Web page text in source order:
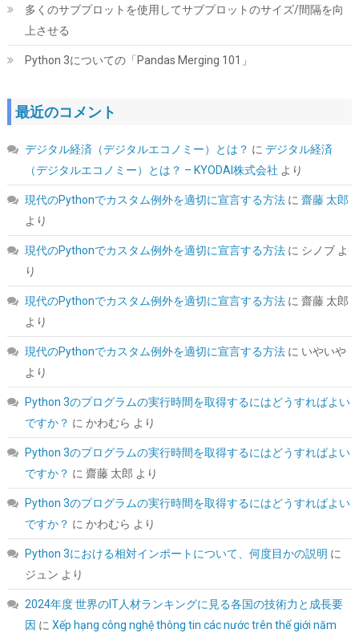
止 PC材料 透明な 外付け SATA3.0 ドライブ ケース 2139U3
こちら)
SYY サーマルペースト 3g CPUグリス カーボンベース 高性能 |
ス素材;非導電;なめらか塗布
(5459792) GBP 3.31 (2026-08-09 04:05 GMT +09:00 時点 -詳細は
こちら)
シー・エフ・デー販売 CFD販売 CFD Standard デスクトップ用 メ
W4U3200CS-16G
多くのサブプロットを使用してサブプロットのサイズ/間隔を向
上させる
Python 3についての「Pandas Merging 101」
最近のコメント
デジタル経済（デジタルエコノミー）とは？ に デジタル経済
（デジタルエコノミー）とは？ – KYODAI株式会社 より
現代のPythonでカスタム例外を適切に宣言する方法に 齋藤 太郎
より
現代のPythonでカスタム例外を適切に宣言する方法に シノブよ
り
現代のPythonでカスタム例外を適切に宣言する方法に 齋藤 太郎
より
現代のPythonでカスタム例外を適切に宣言する方法に いやいや
より
Python 3のプログラムの実行時間を取得するにはどうすればよい
ですか？ に かわむら より
Python 3のプログラムの実行時間を取得するにはどうすればよい
ですか？ に 齋藤 太郎 より
Python 3のプログラムの実行時間を取得するにはどうすればよい
ですか？ に かわむら より
Python 3における相対インポートについて、何度目かの説明 に
ジュン より
2024年度 世界のIT人材ランキングに見る各国の技術力と成長要
因 に Xếp hạng công nghệ thông tin các nước trên thế giới năm